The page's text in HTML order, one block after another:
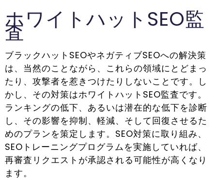
ホワイトハットSEO監
査
ブラックハットSEOやネガティブSEOへの解決策
は、当然のことながら、これらの領域にとどまっ
たり、攻撃者を惹きつけたりしないことです。し
かし、その対策はホワイトハットSEO監査です。
ランキングの低下、あるいは潜在的な低下を診断
し、その影響を抑制、軽減、そして回復させるた
めのプランを策定します。SEO対策に取り組み、
SEOトレーニングプログラムを実施していれば、
再審査リクエストが承認される可能性が高くなり
ます。